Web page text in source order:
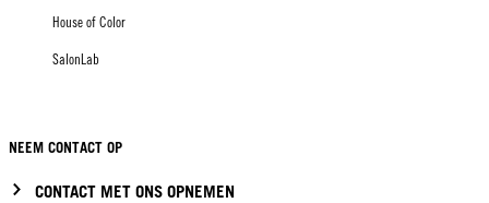
House of Color
SalonLab
NEEM CONTACT OP
CONTACT MET ONS OPNEMEN